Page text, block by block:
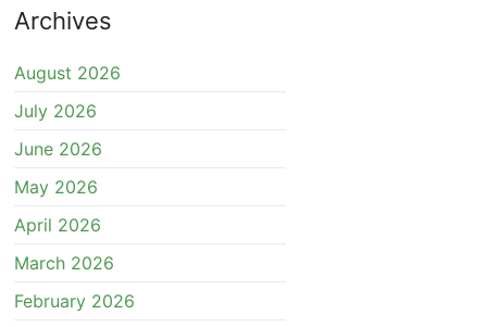
Archives
August 2026
July 2026
June 2026
May 2026
April 2026
March 2026
February 2026